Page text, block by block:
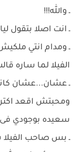
ـ والله!!!
ـ انت اصلا بتقول
ـ ومدام انتي
الفيلا لما ساره
ـ عشان...عشان
ومحبتش اقعد
سعيده بوجودي فى
ـ بس صاحب